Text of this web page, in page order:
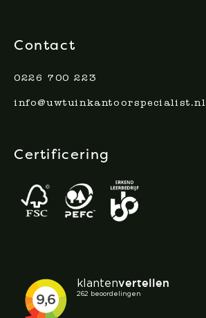
Contact
0226 700 223
info@uwtuinkantoorspecialist.nl
Certificering